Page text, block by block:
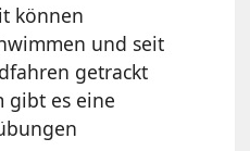
können
und seit
getrackt
gibt es eine